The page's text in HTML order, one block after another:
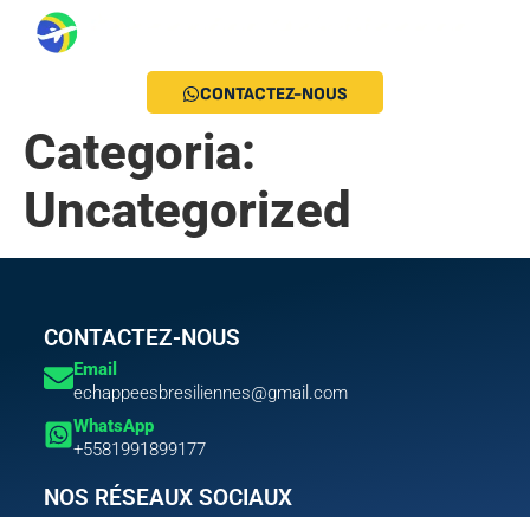
CONTACTEZ-NOUS
Categoria:
Uncategorized
CONTACTEZ-NOUS
Email
echappeesbresiliennes@gmail.com
WhatsApp
+5581991899177
NOS RÉSEAUX SOCIAUX